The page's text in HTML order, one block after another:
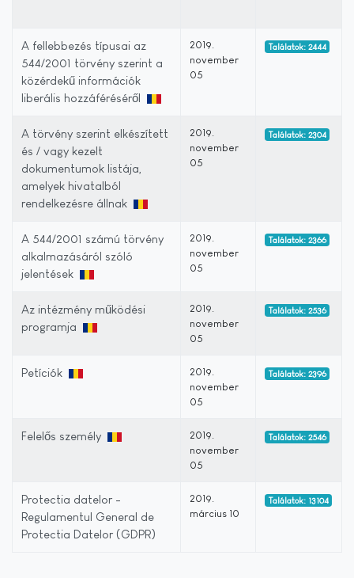
A fellebbezés típusai az
544/2001 törvény szerint a
közérdekű információk
liberális hozzáféréséről
2019.
november
05
Találatok: 2444
A törvény szerint elkészített
és / vagy kezelt
dokumentumok listája,
amelyek hivatalból
rendelkezésre állnak
2019.
november
05
Találatok: 2304
A 544/2001 számú törvény
alkalmazásáról szóló
jelentések
2019.
november
05
Találatok: 2366
Az intézmény működési
programja
2019.
november
05
Találatok: 2536
Petíciók
2019.
november
05
Találatok: 2396
Felelős személy
2019.
november
05
Találatok: 2546
Protectia datelor -
Regulamentul General de
Protectia Datelor (GDPR)
2019.
március 10
Találatok: 13104